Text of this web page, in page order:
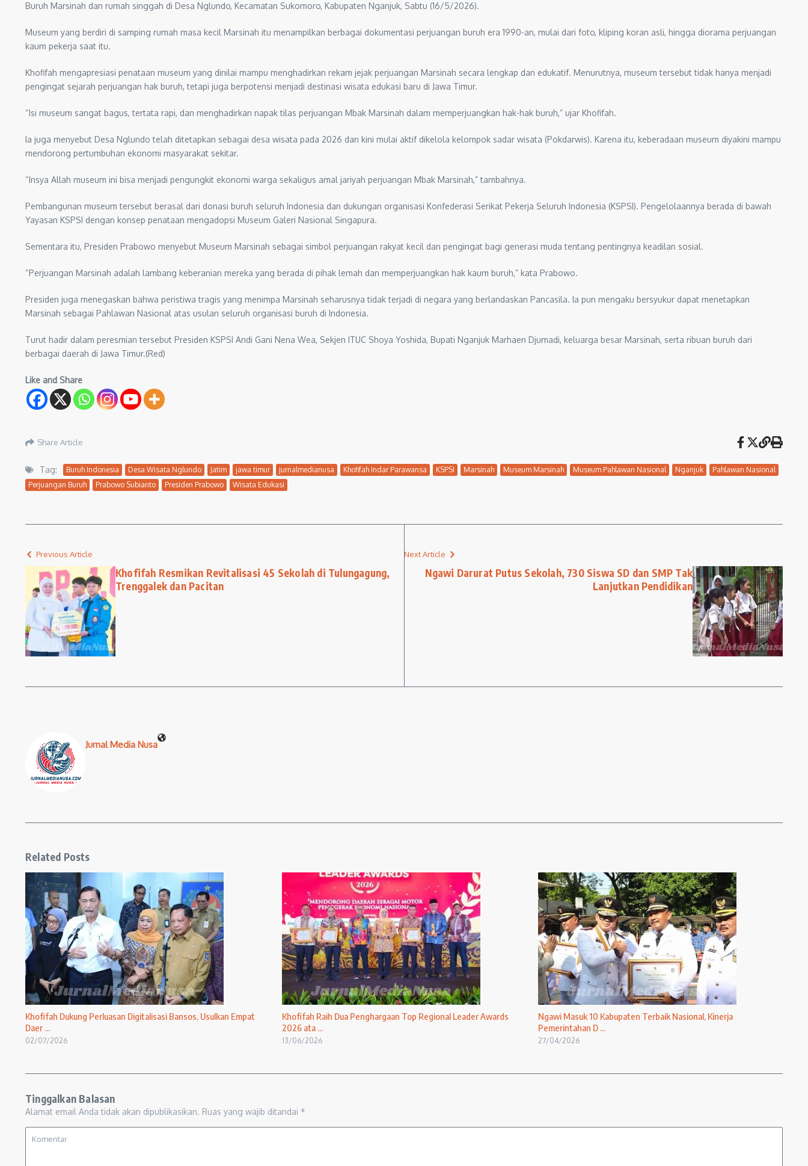
Buruh Marsinah dan rumah singgah di Desa Nglundo, Kecamatan Sukomoro, Kabupaten Nganjuk, Sabtu (16/5/2026).
Museum yang berdiri di samping rumah masa kecil Marsinah itu menampilkan berbagai dokumentasi perjuangan buruh era 1990-an, mulai dari foto, kliping koran asli, hingga diorama perjuangan
kaum pekerja saat itu.
Khofifah mengapresiasi penataan museum yang dinilai mampu menghadirkan rekam jejak perjuangan Marsinah secara lengkap dan edukatif. Menurutnya, museum tersebut tidak hanya menjadi
pengingat sejarah perjuangan hak buruh, tetapi juga berpotensi menjadi destinasi wisata edukasi baru di Jawa Timur.
“Isi museum sangat bagus, tertata rapi, dan menghadirkan napak tilas perjuangan Mbak Marsinah dalam memperjuangkan hak-hak buruh,” ujar Khofifah.
Ia juga menyebut Desa Nglundo telah ditetapkan sebagai desa wisata pada 2026 dan kini mulai aktif dikelola kelompok sadar wisata (Pokdarwis). Karena itu, keberadaan museum diyakini mampu
mendorong pertumbuhan ekonomi masyarakat sekitar.
“Insya Allah museum ini bisa menjadi pengungkit ekonomi warga sekaligus amal jariyah perjuangan Mbak Marsinah,” tambahnya.
Pembangunan museum tersebut berasal dari donasi buruh seluruh Indonesia dan dukungan organisasi Konfederasi Serikat Pekerja Seluruh Indonesia (KSPSI). Pengelolaannya berada di bawah
Yayasan KSPSI dengan konsep penataan mengadopsi Museum Galeri Nasional Singapura.
Sementara itu, Presiden Prabowo menyebut Museum Marsinah sebagai simbol perjuangan rakyat kecil dan pengingat bagi generasi muda tentang pentingnya keadilan sosial.
“Perjuangan Marsinah adalah lambang keberanian mereka yang berada di pihak lemah dan memperjuangkan hak kaum buruh,” kata Prabowo.
Presiden juga menegaskan bahwa peristiwa tragis yang menimpa Marsinah seharusnya tidak terjadi di negara yang berlandaskan Pancasila. Ia pun mengaku bersyukur dapat menetapkan
Marsinah sebagai Pahlawan Nasional atas usulan seluruh organisasi buruh di Indonesia.
Turut hadir dalam peresmian tersebut Presiden KSPSI Andi Gani Nena Wea, Sekjen ITUC Shoya Yoshida, Bupati Nganjuk Marhaen Djumadi, keluarga besar Marsinah, serta ribuan buruh dari
berbagai daerah di Jawa Timur.(Red)
Like and Share
Share Article
Tag: Buruh Indonesia Desa Wisata Nglundo Jatim jawa timur jurnalmedianusa Khofifah Indar Parawansa KSPSI Marsinah Museum Marsinah Museum Pahlawan Nasional Nganjuk
Pahlawan Nasional
Perjuangan Buruh
Prabowo Subianto Presiden Prabowo Wisata Edukasi
Previous Article
Khofifah Resmikan Revitalisasi 45 Sekolah di Tulungagung,
Trenggalek dan Pacitan
Next Article
Ngawi Darurat Putus Sekolah, 730 Siswa SD dan SMP Tak
Lanjutkan Pendidikan
Jurnal Media Nusa
Related Posts
Khofifah Dukung Perluasan Digitalisasi Bansos, Usulkan Empat
Daer ...
02/07/2026
Khofifah Raih Dua Penghargaan Top Regional Leader Awards
2026 ata ...
13/06/2026
Ngawi Masuk 10 Kabupaten Terbaik Nasional, Kinerja
Pemerintahan D ...
27/04/2026
Tinggalkan Balasan
Alamat email Anda tidak akan dipublikasikan. Ruas yang wajib ditandai *